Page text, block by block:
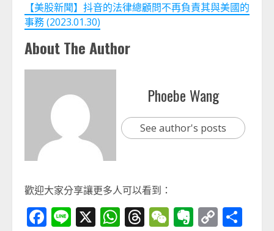
【美股新聞】抖音的法律總顧問不再負責其與美國的
事務 (2023.01.30)
About The Author
Phoebe Wang
See author's posts
歡迎大家分享讓更多人可以看到：
Facebook
Line
X WhatsApp
Threads
WeChat
Evernote
Copy